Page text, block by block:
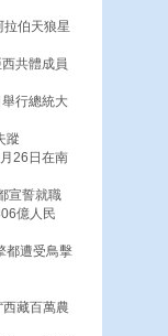
伯天狼星
共體成員
行總統大
蹤
26日在南
宣誓就職
億人民
都遭受鳥擊
藏百萬農